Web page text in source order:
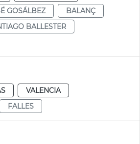
GOSÁLBEZ
BALANÇ
BALLESTER
VALENCIA
FALLES